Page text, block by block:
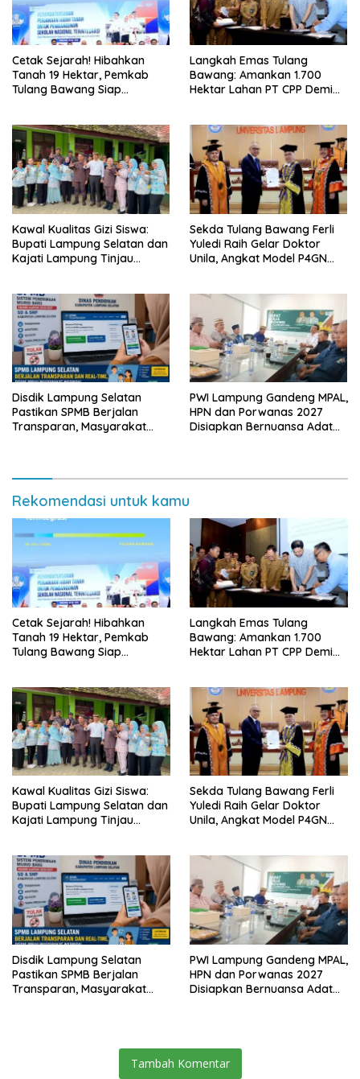
Cetak Sejarah! Hibahkan
Tanah 19 Hektar, Pemkab
Tulang Bawang Siap
Lampung
Langkah Emas Tulang
Bawang: Amankan 1.700
Hektar Lahan PT CPP Demi
Kawal Kualitas Gizi Siswa:
Bupati Lampung Selatan dan
Kajati Lampung Tinjau
Sekda Tulang Bawang Ferli
Yuledi Raih Gelar Doktor
Unila, Angkat Model P4GN
Disdik Lampung Selatan
Pastikan SPMB Berjalan
Transparan, Masyarakat
PWI Lampung Gandeng MPAL,
HPN dan Porwanas 2027
Disiapkan Bernuansa Adat
Rekomendasi untuk kamu
Cetak Sejarah! Hibahkan
Tanah 19 Hektar, Pemkab
Tulang Bawang Siap
Lampung
Langkah Emas Tulang
Bawang: Amankan 1.700
Hektar Lahan PT CPP Demi
Kawal Kualitas Gizi Siswa:
Bupati Lampung Selatan dan
Kajati Lampung Tinjau
Sekda Tulang Bawang Ferli
Yuledi Raih Gelar Doktor
Unila, Angkat Model P4GN
Disdik Lampung Selatan
Pastikan SPMB Berjalan
Transparan, Masyarakat
PWI Lampung Gandeng MPAL,
HPN dan Porwanas 2027
Disiapkan Bernuansa Adat
Tambah Komentar